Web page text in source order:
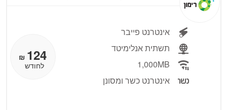
אינטרנט פייבר
תשתית אנלימיטד
1,000MB
אינטרנט כשר ומסונן
124
₪
לחודש